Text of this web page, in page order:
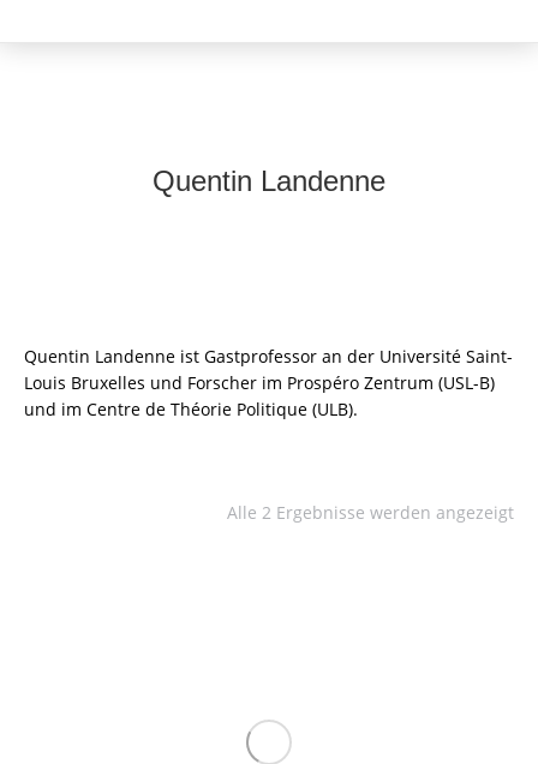
Quentin Landenne
Quentin Landenne ist Gastprofessor an der Université Saint-
Louis Bruxelles und Forscher im Prospéro Zentrum (USL-B)
und im Centre de Théorie Politique (ULB).
Alle 2 Ergebnisse werden angezeigt